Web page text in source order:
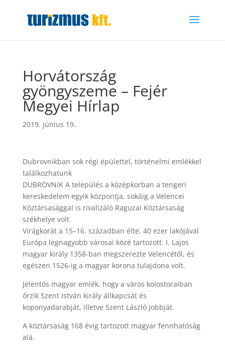
Horvátország
gyöngyszeme – Fejér
Megyei Hírlap
2019. június 19.
Dubrovnikban sok régi épülettel, történelmi emlékkel
találkozhatunk
DUBROVNIK A település a középkorban a tengeri
kereskedelem egyik központja, sokáig a Velencei
Köztársasággal is rivalizáló Raguzai Köztársaság
székhelye volt.
Virágkorát a 15–16. században élte, 40 ezer lakójával
Európa legnagyobb városai közé tartozott. I. Lajos
magyar király 1358-ban megszerezte Velencétől, és
egészen 1526-ig a magyar korona tulajdona volt.
Jelentős magyar emlék, hogy a város kolostoraiban
őrzik Szent István király állkapcsát és
koponyadarabját, illetve Szent László jobbját.
A köztársaság 168 évig tartozott magyar fennhatóság
alá.